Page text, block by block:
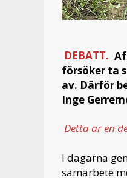
DEBATT.
försöker ta
av. Därför
Inge
Detta är en
I dagarna
samarbete